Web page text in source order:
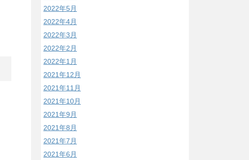
2022年5月
2022年4月
2022年3月
2022年2月
2022年1月
2021年12月
2021年11月
2021年10月
2021年9月
2021年8月
2021年7月
2021年6月